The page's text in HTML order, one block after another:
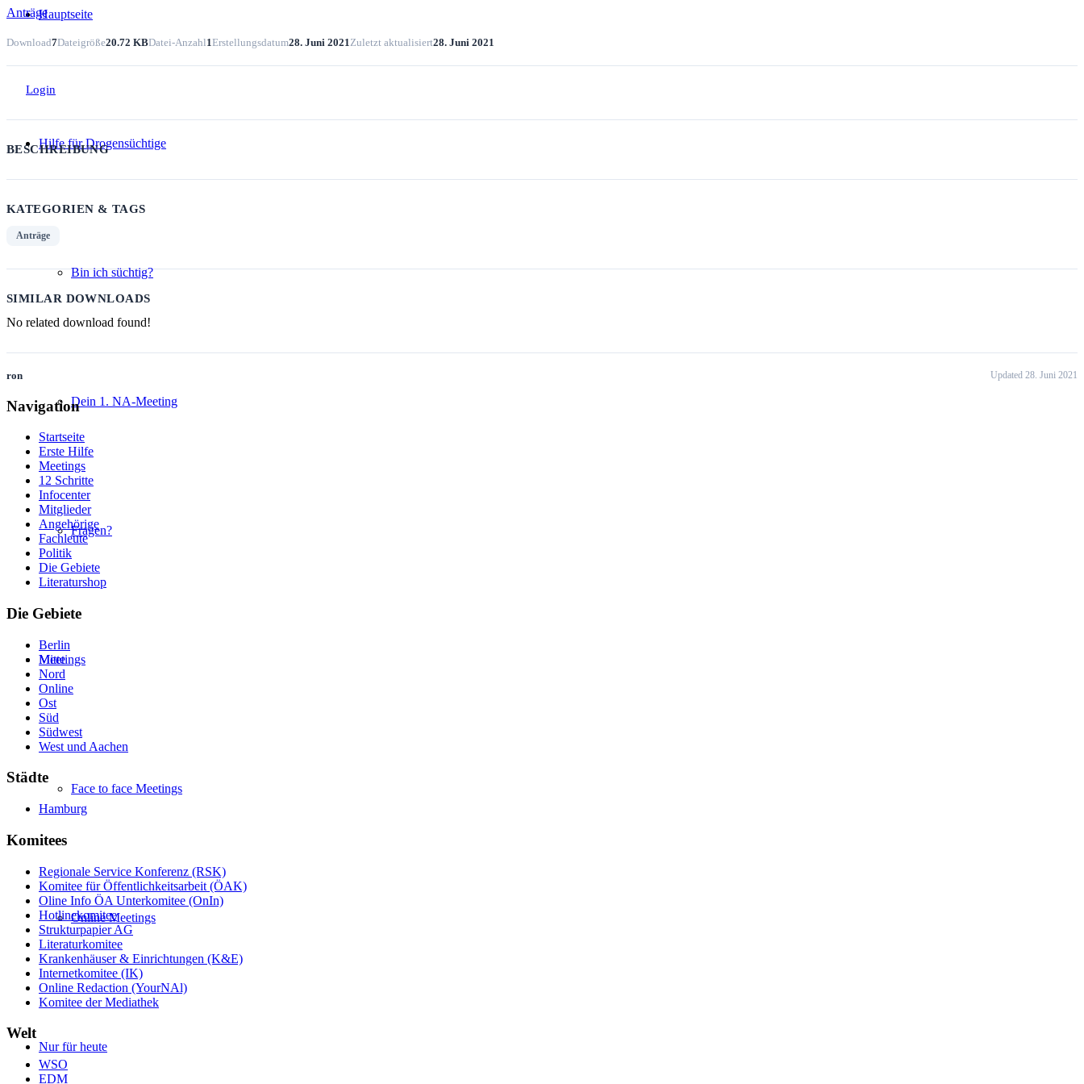
Hauptseite
Hilfe für Drogensüchtige
Bin ich süchtig?
Dein 1. NA-Meeting
Fragen?
Meetings
Face to face Meetings
Online Meetings
Nur für heute
Anträge
Download7Dateigröße20.72 KBDatei-Anzahl1Erstellungsdatum28. Juni 2021 Zuletzt aktualisiert28. Juni 2021
Login
BESCHREIBUNG
KATEGORIEN & TAGS
Anträge
SIMILAR DOWNLOADS
No related download found!
ron Updated 28. Juni 2021
Navigation
Startseite
Erste Hilfe
Meetings
12 Schritte
Infocenter
Mitglieder
Angehörige
Fachleute
Politik
Die Gebiete
Literaturshop
Die Gebiete
Berlin
Mitte
Nord
Online
Ost
Süd
Südwest
West und Aachen
Städte
Hamburg
Komitees
Regionale Service Konferenz (RSK)
Komitee für Öffentlichkeitsarbeit (ÖAK)
Oline Info ÖA Unterkomitee (OnIn)
Hotlinekomitee
Strukturpapier AG
Literaturkomitee
Krankenhäuser & Einrichtungen (K&E)
Internetkomitee (IK)
Online Redaction (YourNAl)
Komitee der Mediathek
Welt
WSO
EDM